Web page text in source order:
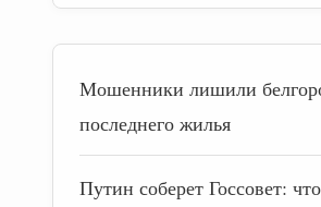
Мошенники лишили
последнего жилья
Путин соберет Госсовет: